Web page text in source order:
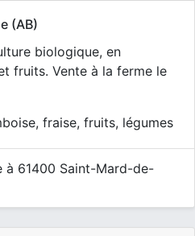
(AB)
biologique, en
fruits. Vente à la ferme le
fraise, fruits, légumes
à 61400 Saint-Mard-de-